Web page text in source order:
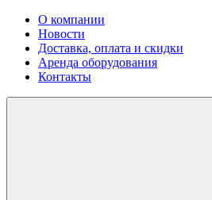
О компании
Новости
Доставка, оплата и скидки
Аренда оборудования
Контакты